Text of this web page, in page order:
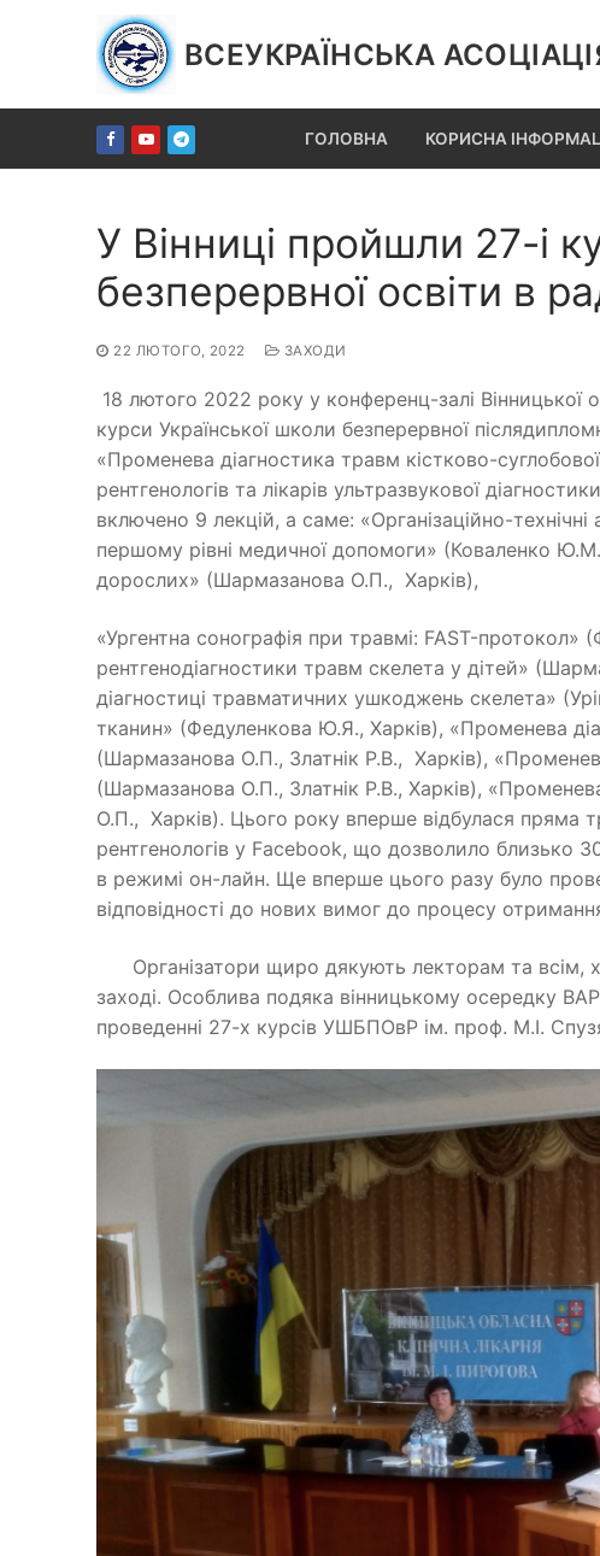
ВСЕУКРАЇНСЬКА
ГОЛОВНА КОРИСНА
У Вінниці пройшли 27-і
безперервної освіти в
22 ЛЮТОГО, 2022 ЗАХОДИ
18 лютого 2022 року у конференц-залі Вінницької
курси Української школи безперервної
«Променева діагностика травм кістково-
рентгенологів та лікарів ультразвукової
включено 9 лекцій, а саме: «Організаційно-
першому рівні медичної допомоги» (Коваленко
дорослих» (Шармазанова О.П.,
«Ургентна сонографія при травмі: FAST-
рентгенодіагностики травм скелета у дітей»
діагностиці травматичних ушкоджень скелета»
тканин» (Федуленкова Ю.Я., Харків), «Променева
(Шармазанова О.П., Златнік Р.В., Харків),
(Шармазанова О.П., Златнік Р.В., Харків),
О.П., Харків). Цього року вперше відбулася пряма
рентгенологів у Facebook, що дозволило близько
в режимі он-лайн. Ще вперше цього разу було
відповідності до нових вимог до процесу
Організатори щиро дякують лекторам та всім,
заході. Особлива подяка вінницькому осередку
проведенні 27-х курсів УШБПОвР ім. проф. М.І.